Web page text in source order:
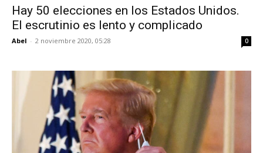
Hay 50 elecciones en los Estados Unidos.
El escrutinio es lento y complicado
Abel - 2 noviembre 2020, 05:28 0